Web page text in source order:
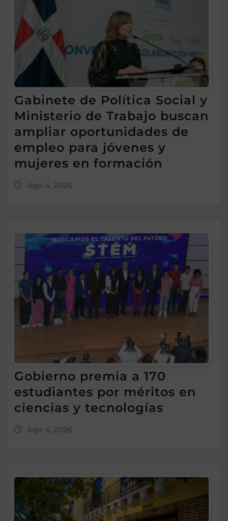
Gabinete de Política Social y
Ministerio de Trabajo buscan
ampliar oportunidades de
empleo para jóvenes y
mujeres en formación
Ago 4, 2026
Gobierno premia a 170
estudiantes por méritos en
ciencias y tecnologías
Ago 4, 2026